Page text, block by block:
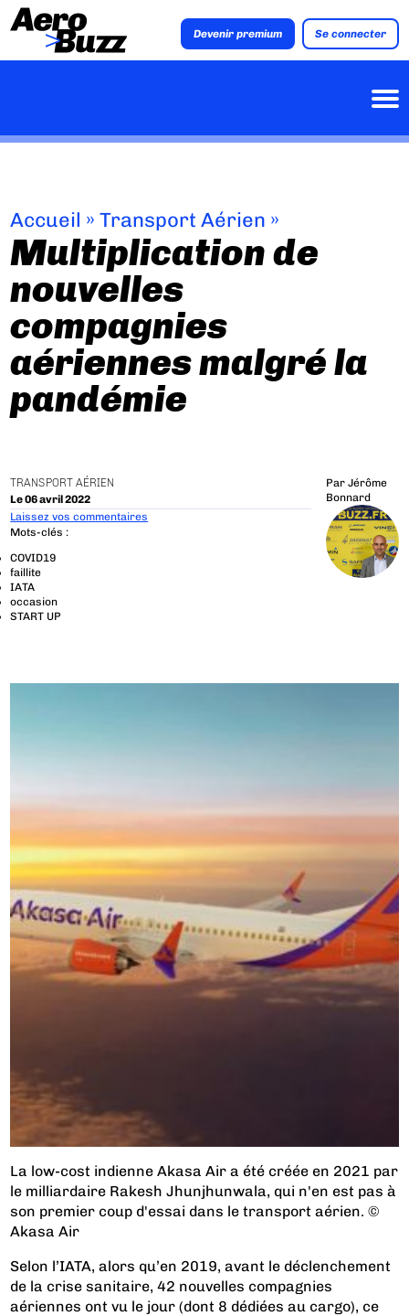
Devenir premium Se connecter
Accueil »Transport Aérien »
Multiplication de
nouvelles
compagnies
aériennes malgré la
pandémie
TRANSPORT AÉRIEN
Le 06 avril 2022
Par Jérôme
Bonnard
Laissez vos commentaires
Mots-clés :
COVID19
faillite
IATA
occasion
START UP
La low-cost indienne Akasa Air a été créée en 2021 par
le milliardaire Rakesh Jhunjhunwala, qui n'en est pas à
son premier coup d'essai dans le transport aérien. ©
Akasa Air
Selon l’IATA, alors qu’en 2019, avant le déclenchement
de la crise sanitaire, 42 nouvelles compagnies
aériennes ont vu le jour (dont 8 dédiées au cargo), ce